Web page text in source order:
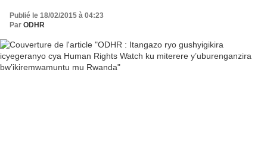
Publié le 18/02/2015 à 04:23
Par ODHR